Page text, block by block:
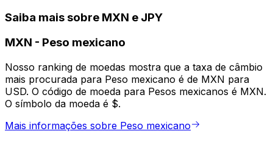
Saiba mais sobre MXN e JPY
MXN - Peso mexicano
Nosso ranking de moedas mostra que a taxa de câmbio
mais procurada para Peso mexicano é de MXN para
USD. O código de moeda para Pesos mexicanos é MXN.
O símbolo da moeda é $.
Mais informações sobre Peso mexicano